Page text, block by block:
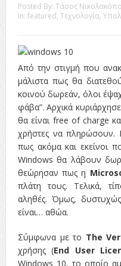
Posted By: Τάσος
In: featured, Τεχνολογία,
Από την στιγμή που
μάλιστα πως θα
κοινού δωρεάν, όλοι
φάβα”. Αρχικά
θα είναι free of charge
χρήστες να πληρώσουν.
πως ακόμα και εκείνοι
Windows θα λάβουν
θεώρησαν πως η
πλάτη τους. Τελικά,
αληθές. Όμως,
είναι… αθώα.
Σύμφωνα με το The
χρήσης (End User
Windows 10, το οποίο